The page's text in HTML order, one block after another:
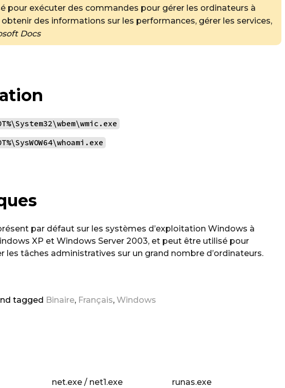
pour exécuter des commandes pour gérer les ordinateurs à
des informations sur les performances, gérer les services,
Docs
par défaut sur les systèmes d’exploitation Windows à
XP et Windows Server 2003, et peut être utilisé pour
les tâches administratives sur un grand nombre d’ordinateurs.
tagged Binaire, Français, Windows
net.exe / net1.exe runas.exe